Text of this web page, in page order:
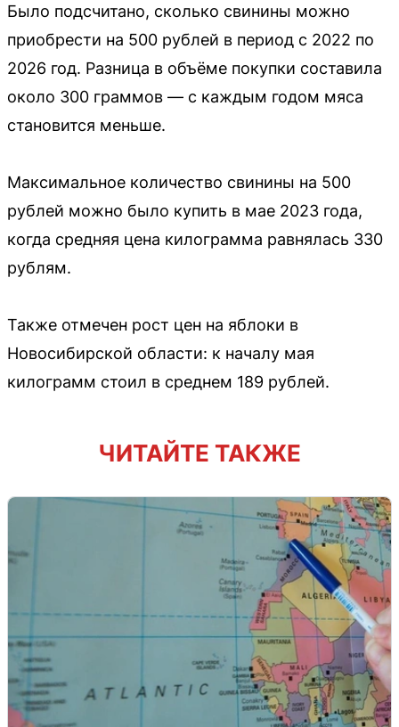
Было подсчитано, сколько свинины можно
приобрести на 500 рублей в период с 2022 по
2026 год. Разница в объёме покупки составила
около 300 граммов — с каждым годом мяса
становится меньше.
Максимальное количество свинины на 500
рублей можно было купить в мае 2023 года,
когда средняя цена килограмма равнялась 330
рублям.
Также отмечен рост цен на яблоки в
Новосибирской области: к началу мая
килограмм стоил в среднем 189 рублей.
ЧИТАЙТЕ ТАКЖЕ